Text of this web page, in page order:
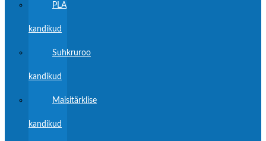
PLA
kandikud
Suhkruroo
kandikud
Maisitärklise
kandikud